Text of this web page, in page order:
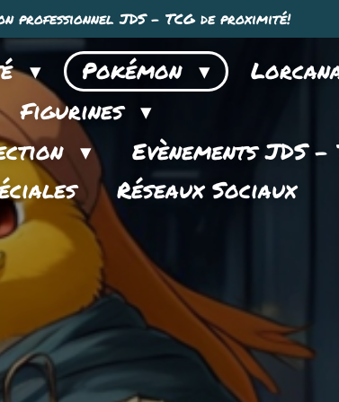
professionnel JDS - TCG de proximité!
Pokémon
Figurines
Evènements JDS -
Réseaux Sociaux